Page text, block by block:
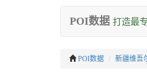
POI数据 打造最
POI数据 新疆维吾